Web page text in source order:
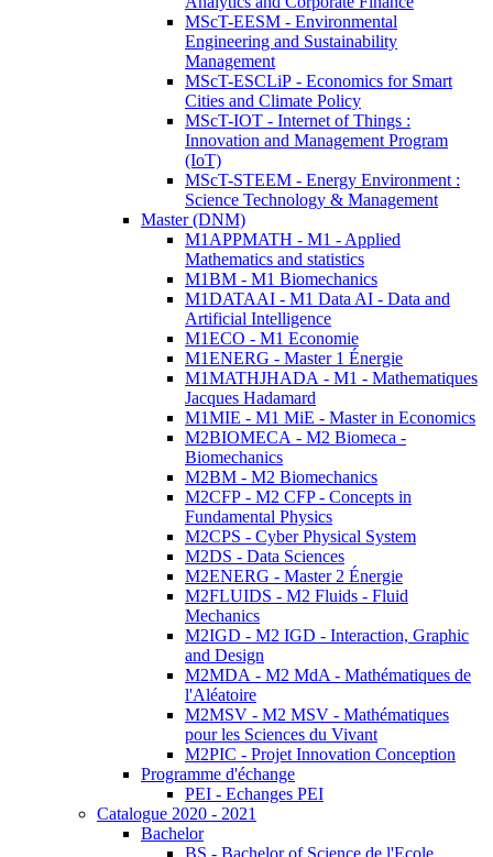
MScT-EESM - Environmental
Engineering and Sustainability
Management
MScT-ESCLiP - Economics for Smart
Cities and Climate Policy
MScT-IOT - Internet of Things :
Innovation and Management Program
(IoT)
MScT-STEEM - Energy Environment :
Science Technology & Management
Master (DNM)
M1APPMATH - M1 - Applied
Mathematics and statistics
M1BM - M1 Biomechanics
M1DATAAI - M1 Data AI - Data and
Artificial Intelligence
M1ECO - M1 Economie
M1ENERG - Master 1 Énergie
M1MATHJHADA - M1 - Mathematiques
Jacques Hadamard
M1MIE - M1 MiE - Master in Economics
M2BIOMECA - M2 Biomeca -
Biomechanics
M2BM - M2 Biomechanics
M2CFP - M2 CFP - Concepts in
Fundamental Physics
M2CPS - Cyber Physical System
M2DS - Data Sciences
M2ENERG - Master 2 Énergie
M2FLUIDS - M2 Fluids - Fluid
Mechanics
M2IGD - M2 IGD - Interaction, Graphic
and Design
M2MDA - M2 MdA - Mathématiques de
l'Aléatoire
M2MSV - M2 MSV - Mathématiques
pour les Sciences du Vivant
M2PIC - Projet Innovation Conception
Programme d'échange
PEI - Echanges PEI
Catalogue 2020 - 2021
Bachelor
BS - Bachelor of Science de l'Ecole